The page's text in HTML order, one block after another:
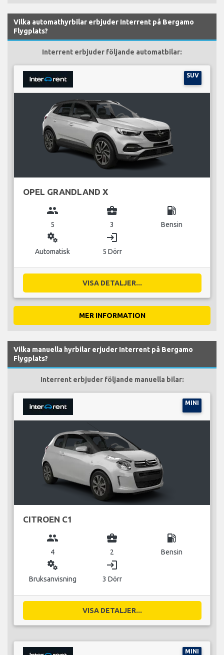
Vilka automathyrbilar erbjuder Interrent på Bergamo
Flygplats?
Interrent erbjuder följande automatbilar:
SUV
OPEL GRANDLAND X
group
5
business_center
3
local_gas_station
Bensin
miscellaneous_services
Automatisk
login
5 Dörr
VISA DETALJER...
MER INFORMATION
Vilka manuella hyrbilar erjuder Interrent på Bergamo
Flygplats?
Interrent erbjuder följande manuella bilar:
MINI
CITROEN C1
group
4
business_center
2
local_gas_station
Bensin
miscellaneous_services
Bruksanvisning
login
3 Dörr
VISA DETALJER...
MINI